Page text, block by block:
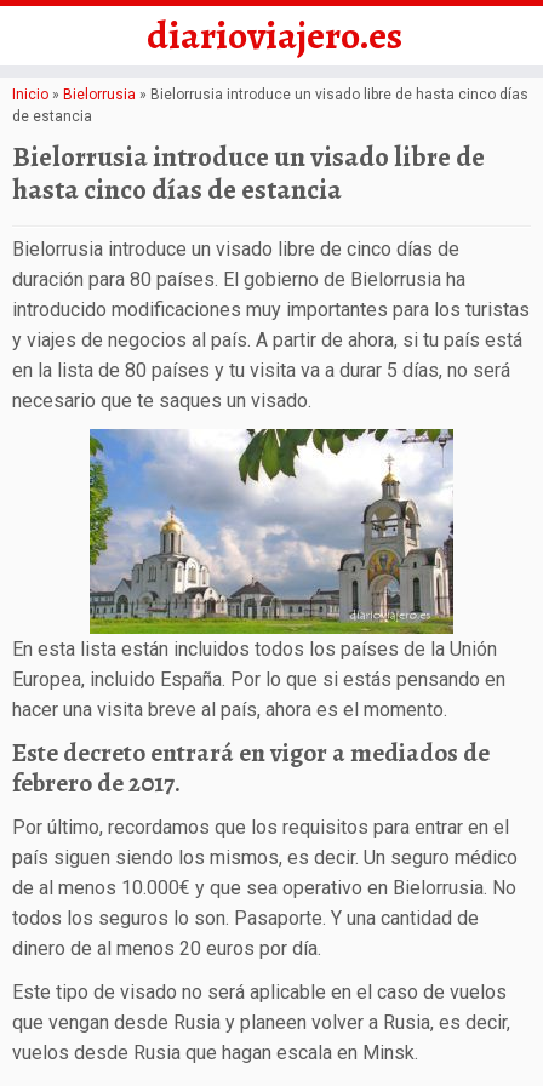
Saltar
al
contenido
diarioviajero.es
Inicio » Bielorrusia » Bielorrusia introduce un visado libre de hasta cinco días
de estancia
Bielorrusia introduce un visado libre de
hasta cinco días de estancia
Bielorrusia introduce un visado libre de cinco días de
duración para 80 países. El gobierno de Bielorrusia ha
introducido modificaciones muy importantes para los turistas
y viajes de negocios al país. A partir de ahora, si tu país está
en la lista de 80 países y tu visita va a durar 5 días, no será
necesario que te saques un visado.
En esta lista están incluidos todos los países de la Unión
Europea, incluido España. Por lo que si estás pensando en
hacer una visita breve al país, ahora es el momento.
Este decreto entrará en vigor a mediados de
febrero de 2017.
Por último, recordamos que los requisitos para entrar en el
país siguen siendo los mismos, es decir. Un seguro médico
de al menos 10.000€ y que sea operativo en Bielorrusia. No
todos los seguros lo son. Pasaporte. Y una cantidad de
dinero de al menos 20 euros por día.
Este tipo de visado no será aplicable en el caso de vuelos
que vengan desde Rusia y planeen volver a Rusia, es decir,
vuelos desde Rusia que hagan escala en Minsk.